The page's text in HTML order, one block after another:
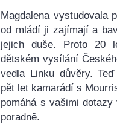
Magdalena vystudovala
od mládí ji zajímají a
jejich duše. Proto 20
dětském vysílání
vedla Linku důvěry.
pět let kamarádí s
pomáhá s vašimi dotazy
poradně.